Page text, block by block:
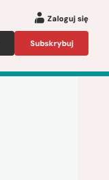
Zaloguj się
Subskrybuj